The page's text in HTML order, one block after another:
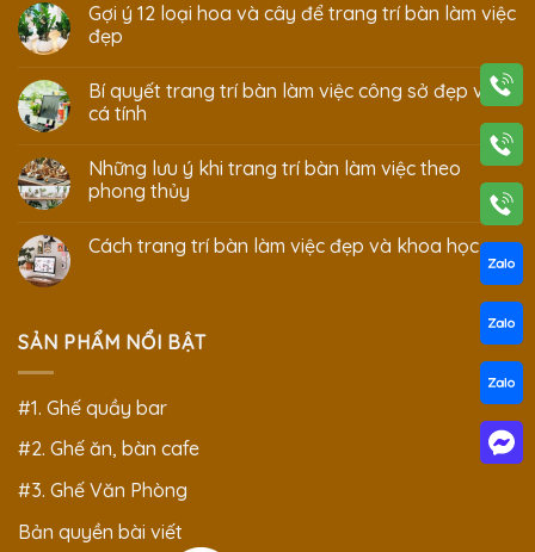
Gợi ý 12 loại hoa và cây để trang trí bàn làm việc
đẹp
Bí quyết trang trí bàn làm việc công sở đẹp và
cá tính
Những lưu ý khi trang trí bàn làm việc theo
phong thủy
Cách trang trí bàn làm việc đẹp và khoa học
SẢN PHẨM NỔI BẬT
#1. Ghế quầy bar
#2. Ghế ăn, bàn cafe
#3. Ghế Văn Phòng
Bản quyền bài viết